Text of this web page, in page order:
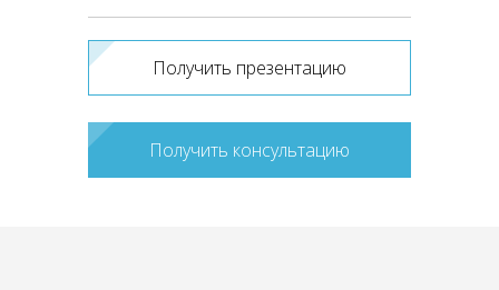
Получить презентацию
Получить консультацию